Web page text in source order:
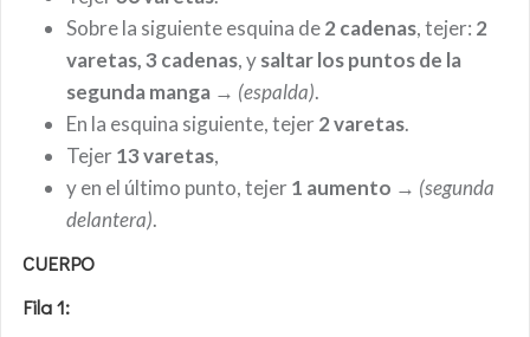
Sobre la siguiente esquina de2 cadenas, tejer: 2
varetas, 3 cadenas, ysaltar los puntos de la
segunda manga → (espalda).
En la esquina siguiente, tejer2 varetas.
Tejer13 varetas,
y en el último punto, tejer1 aumento → (segunda
delantera).
CUERPO
Fila 1: